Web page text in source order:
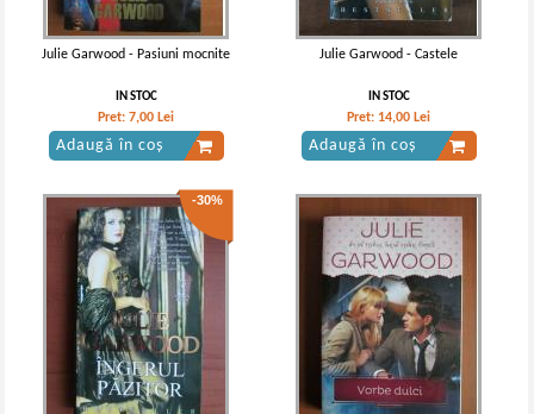
Julie Garwood - Pasiuni mocnite
IN STOC
Pret:7,00 Lei
Adaugă în coș
Julie Garwood - Castele
IN STOC
Pret: 14,00 Lei
Adaugă în coș
-30%